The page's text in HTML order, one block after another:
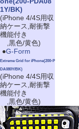
1Y/BK)
(iPhone 4/4S用収
納ケース,耐衝撃
機能付き
,黒色/黄色)
●G-Form
Extreme Grid for iPhone(200-P
DA080Y/BK)
(iPhone 4/4S用収
納ケース,耐衝撃
機能付き
,黒色/黄色)